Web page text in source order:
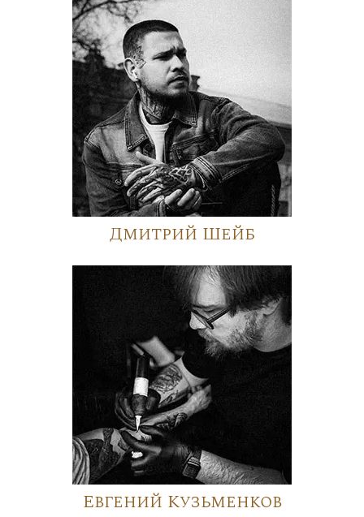
Дмитрий Шейб
Евгений Кузьменков